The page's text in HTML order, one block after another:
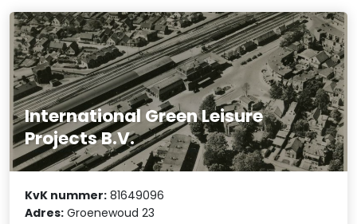
International Green Leisure
Projects B.V.
KvK nummer: 81649096
Adres: Groenewoud 23